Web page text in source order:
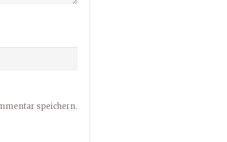
speichern.